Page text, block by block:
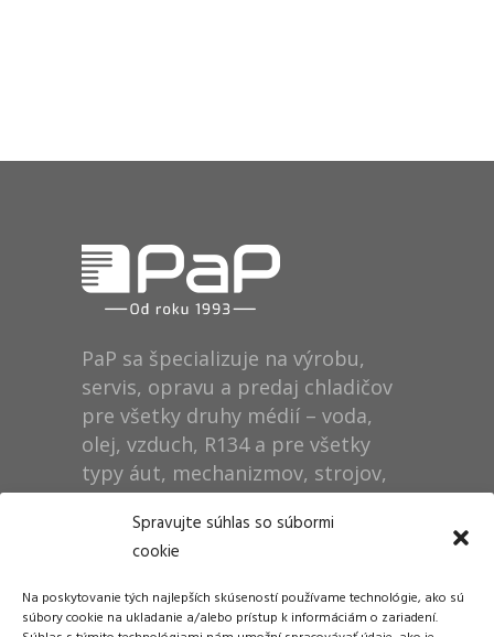
Spravujte súhlas so súbormi
cookie
Na poskytovanie tých najlepších skúseností používame technológie, ako sú
súbory cookie na ukladanie a/alebo prístup k informáciám o zariadení.
PaP sa špecializuje na výrobu,
servis, opravu a predaj chladičov
pre všetky druhy médií – voda,
olej, vzduch, R134 a pre všetky
typy áut, mechanizmov, strojov,
technológií, rušňov…
Dušan Pytel P a P